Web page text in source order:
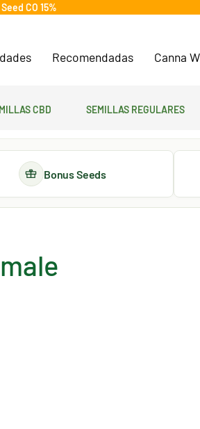
CO 15%
Recomendadas Canna
CBD Semillas regulares
Bonus Seeds